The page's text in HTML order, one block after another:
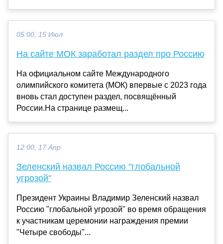
05:00, 15 Июл
На сайте МОК заработал раздел про Россию
На официальном сайте Международного
олимпийского комитета (МОК) впервые с 2023 года
вновь стал доступен раздел, посвящённый
России.На странице размещ...
12:00, 17 Апр
Зеленский назвал Россию "глобальной
угрозой"
Президент Украины Владимир Зеленский назвал
Россию "глобальной угрозой" во время обращения
к участникам церемонии награждения премии
"Четыре свободы"...